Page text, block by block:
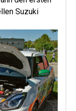
Suzuki